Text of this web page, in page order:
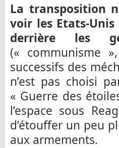
La transposition
voir les Etats-
derrière les
(« communisme
successifs des
n’est pas choisi
« Guerre des
l’espace sous
d’étouffer un peu
aux armements.